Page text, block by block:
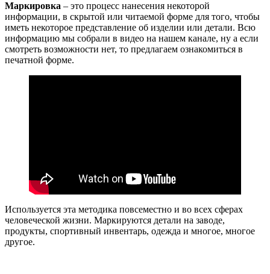
Маркировка – это процесс нанесения некоторой
информации, в скрытой или читаемой форме для того, чтобы
иметь некоторое представление об изделии или детали. Всю
информацию мы собрали в видео на нашем канале, ну а если
смотреть возможности нет, то предлагаем ознакомиться в
печатной форме.
Используется эта методика повсеместно и во всех сферах
человеческой жизни. Маркируются детали на заводе,
продукты, спортивный инвентарь, одежда и многое, многое
другое.